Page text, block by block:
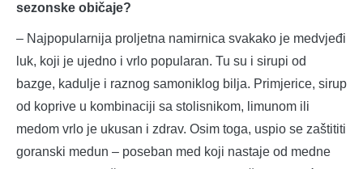
sezonske običaje?
– Najpopularnija proljetna namirnica svakako je medvjeđi
luk, koji je ujedno i vrlo popularan. Tu su i sirupi od
bazge, kadulje i raznog samoniklog bilja. Primjerice, sirup
od koprive u kombinaciji sa stolisnikom, limunom ili
medom vrlo je ukusan i zdrav. Osim toga, uspio se zaštititi
goranski medun – poseban med koji nastaje od medne